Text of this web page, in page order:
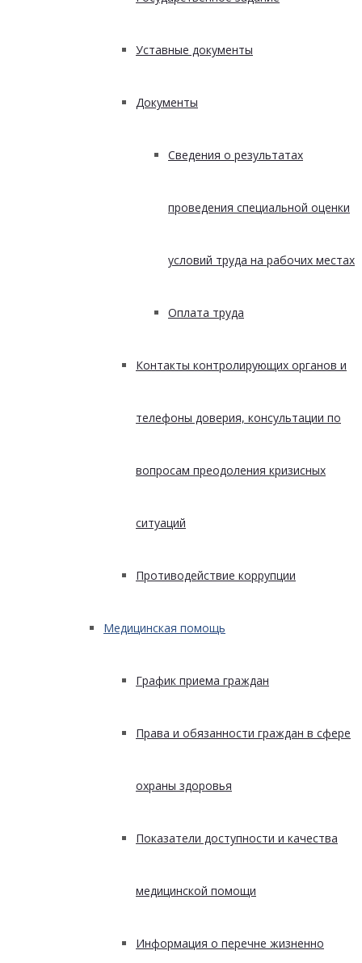
Уставные документы
Документы
Сведения о результатах
проведения специальной оценки
условий труда на рабочих местах
Оплата труда
Контакты контролирующих органов и
телефоны доверия, консультации по
вопросам преодоления кризисных
ситуаций
Противодействие коррупции
Медицинская помощь
График приема граждан
Права и обязанности граждан в сфере
охраны здоровья
Показатели доступности и качества
медицинской помощи
Информация о перечне жизненно